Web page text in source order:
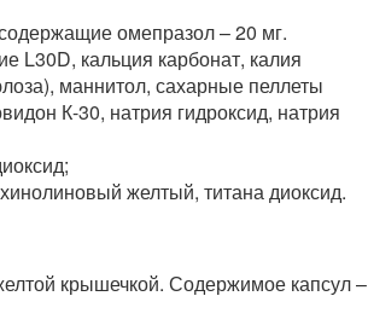
омепразол – 20 мг.
L30D, кальция карбонат, калия
маннитол, сахарные пеллеты
К-30, натрия гидроксид, натрия
желтый, титана диоксид.
крышечкой. Содержимое капсул –